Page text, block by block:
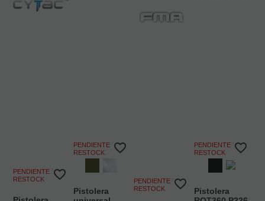
PENDIENTE DE
RESTOCK
PENDIENTE DE
RESTOCK
Pistolera
PENDIENTE DE
RESTOCK
PENDIENTE DE
RESTOCK
Pistolera